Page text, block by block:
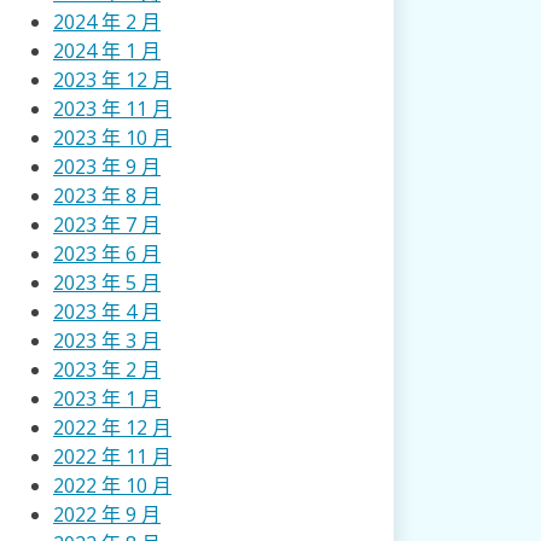
2024 年 2 月
2024 年 1 月
2023 年 12 月
2023 年 11 月
2023 年 10 月
2023 年 9 月
2023 年 8 月
2023 年 7 月
2023 年 6 月
2023 年 5 月
2023 年 4 月
2023 年 3 月
2023 年 2 月
2023 年 1 月
2022 年 12 月
2022 年 11 月
2022 年 10 月
2022 年 9 月